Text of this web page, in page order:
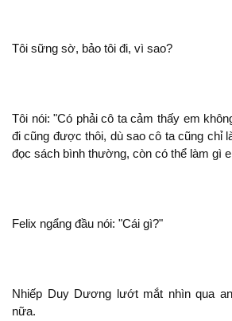
Tôi sững sờ, bảo tôi , vì sao?
Tôi : "Có phải ta cảm thấy em
cũng được thôi, dù sao
ta cũng chỉ
đọc sách bình thường, còn có thể làm gì
Felix ngẩng đầu : "Cái gì?"
Nhiếp Duy Dương lướt mắt nhìn qua
nữa.